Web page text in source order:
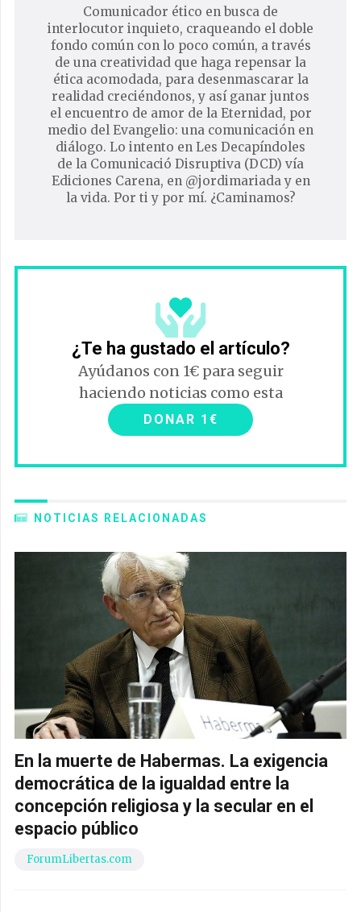
Comunicador ético en busca de
interlocutor inquieto, craqueando el doble
fondo común con lo poco común, a través
de una creatividad que haga repensar la
ética acomodada, para desenmascarar la
realidad creciéndonos, y así ganar juntos
el encuentro de amor de la Eternidad, por
medio del Evangelio: una comunicación en
diálogo. Lo intento en Les Decapíndoles
de la Comunicació Disruptiva (DCD) vía
Ediciones Carena, en @jordimariada y en
la vida. Por ti y por mí. ¿Caminamos?
¿Te ha gustado el artículo?
Ayúdanos con 1€ para seguir
haciendo noticias como esta
DONAR 1€
NOTICIAS RELACIONADAS
En la muerte de Habermas. La exigencia
democrática de la igualdad entre la
concepción religiosa y la secular en el
espacio público
ForumLibertas.com